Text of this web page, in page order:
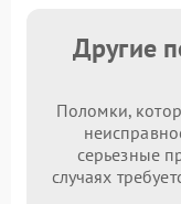
Другие
Поломки,
серьезные
случаях